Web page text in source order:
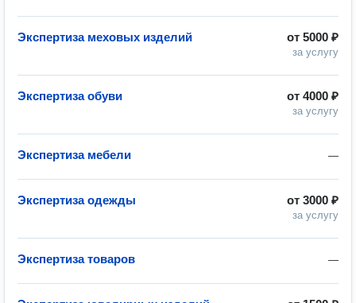
от 5000 ₽
за услугу
Экспертиза меховых изделий
от 4000 ₽
за услугу
Экспертиза обуви
—
Экспертиза мебели
от 3000 ₽
за услугу
Экспертиза одежды
—
Экспертиза товаров